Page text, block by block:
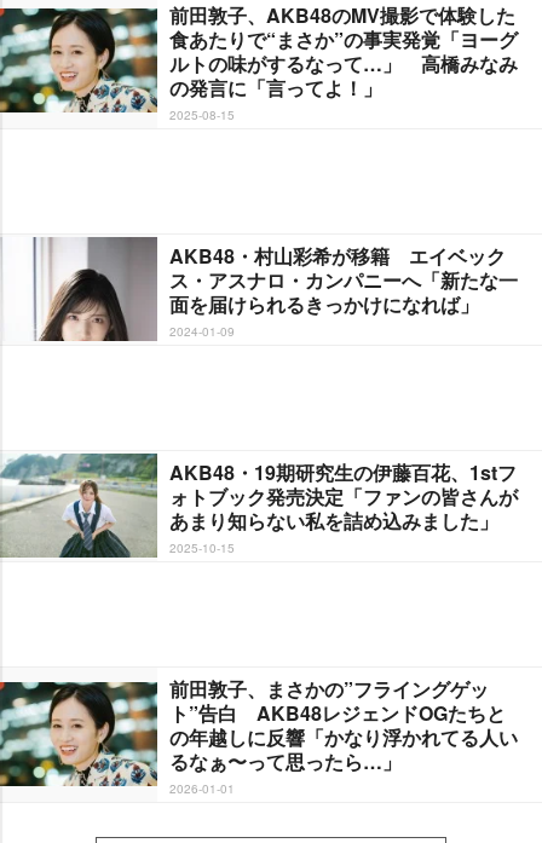
前田敦子、AKB48のMV撮影で体験した
食あたりで“まさか”の事実発覚「ヨーグ
ルトの味がするなって…」 高橋みなみ
の発言に「言ってよ！」
2025-08-15
AKB48・村山彩希が移籍 エイベック
ス・アスナロ・カンパニーへ「新たな一
面を届けられるきっかけになれば」
2024-01-09
AKB48・19期研究生の伊藤百花、1stフ
ォトブック発売決定「ファンの皆さんが
あまり知らない私を詰め込みました」
2025-10-15
前田敦子、まさかの”フライングゲッ
ト”告白 AKB48レジェンドOGたちと
の年越しに反響「かなり浮かれてる人い
るなぁ〜って思ったら…」
2026-01-01